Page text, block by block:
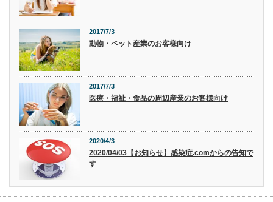
2017/7/3
動物・ペット産業のお客様向け
2017/7/3
医療・福祉・食品の周辺産業のお客様向け
2020/4/3
2020/04/03【お知らせ】感染症.comからの告知で
す